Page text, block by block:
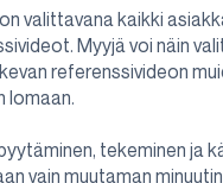
valittavana kaikki
Myyjä voi näin
referenssivideon
lomaan.
tekeminen ja
vain muutaman